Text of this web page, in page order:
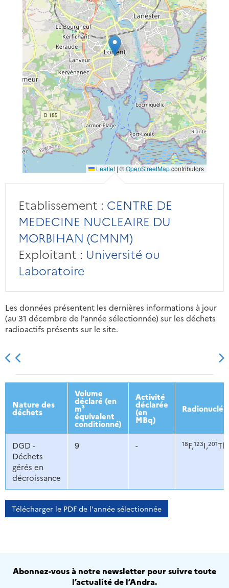
Leaflet | ©OpenStreetMapcontributors
Etablissement : CENTRE DE
MEDECINE NUCLEAIRE DU
MORBIHAN (CMNM)
Exploitant : Université ou
Laboratoire
Les données présentent les dernières informations à jour
(au 31 décembre de l’année sélectionnée) sur les déchets
radioactifs présents sur le site.
2013 2014 2015 2016
Nature des
déchets
Volume
déclaré (en
m³
équivalent
conditionné)
Activité
déclarée
(en
MBq)
DGD -
Déchets
gérés en
décroissance
9 - 18F,123I,201Tl,
Télécharger le PDF de l'année sélectionnée
Abonnez-vous à notre newsletter pour suivre toute
l’actualité de l’Andra.